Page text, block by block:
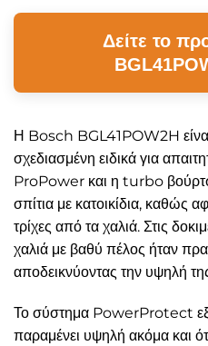
Δείτε το
Η Bosch BGL41POW2H
σχεδιασμένη ειδικά για
ProPower και η turbo
σπίτια με κατοικίδια, καθώς
τρίχες από τα χαλιά. Στις
χαλιά με βαθύ πέλος ήταν
αποδεικνύοντας την υψηλή
Το σύστημα PowerProtect
παραμένει υψηλή ακόμα και